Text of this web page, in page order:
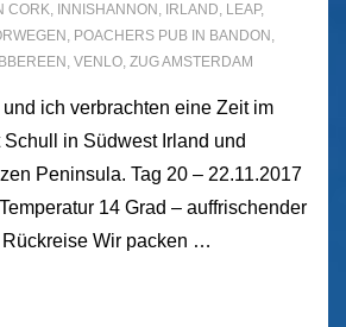
CORK, INNISHANNON , IRLAND, LEAP,
, POACHERS PUB IN BANDON ,
, VENLO, ZUG AMSTERDAM
ich verbrachten eine Zeit im
in Südwest Irland und
Peninsula. Tag 20 – 22.11.2017
14 Grad – auffrischender
Wir packen …